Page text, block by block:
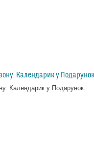
Календарик у
Календарик у Подарунок.